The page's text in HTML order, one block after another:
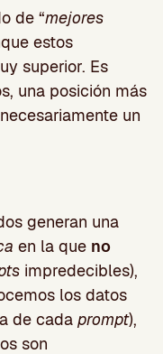
de “mejores
estos
superior. Es
una posición más
un
generan una
en la que no
impredecibles),
los datos
de cada prompt),
son